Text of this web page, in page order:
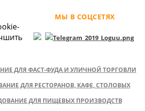
МЫ В СОЦСЕТЯХ
ДЛЯ ФАСТ-ФУДА И УЛИЧНОЙ ТОРГОВЛИ
ДЛЯ РЕСТОРАНОВ, КАФЕ, СТОЛОВЫХ
ДЛЯ ПИЩЕВЫХ ПРОИЗВОДСТВ